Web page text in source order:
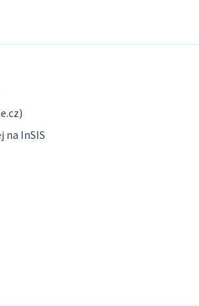
na InSIS